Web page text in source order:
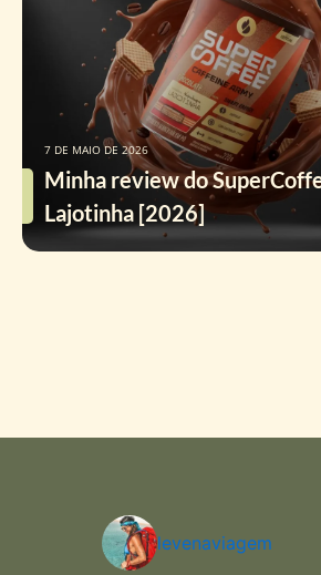
Minha review do
Lajotinha [2026]
7 DE MAIO DE 2026
levenaviagem